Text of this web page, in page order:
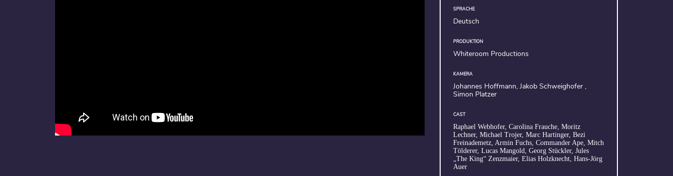
SPRACHE
Deutsch
PRODUKTION
Whiteroom Productions
KAMERA
Johannes Hoffmann, Jakob Schweighofer ,
Simon Platzer
CAST
Raphael Webhofer, Carolina Frauche, Moritz
Lechner, Michael Trojer, Marc Hartinger, Bezi
Freinademetz, Armin Fuchs, Commander Ape, Mitch
Tölderer, Lucas Mangold, Georg Stückler, Jules
„The King“ Zenzmaier, Elias Holzknecht, Hans-Jörg
Auer